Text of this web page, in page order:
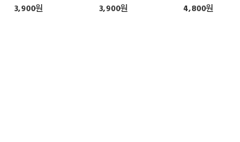
3,900원
3,900원
4,800원